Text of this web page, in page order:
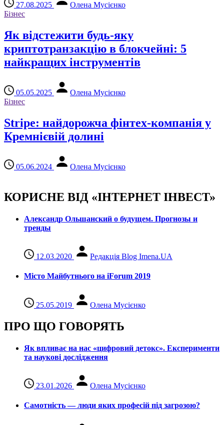
27.08.2025
Олена Мусієнко
Бізнес
Як відстежити будь-яку
криптотранзакцію в блокчейні: 5
найкращих інструментів
05.05.2025
Олена Мусієнко
Бізнес
Stripe: найдорожча фінтех-компанія у
Кремнієвій долині
05.06.2024 Олена Мусієнко
КОРИСНЕ ВІД «ІНТЕРНЕТ ІНВЕСТ»
Александр Ольшанский о будущем. Прогнозы и
тренды
12.03.2020 Редакція Blog Imena.UA
Місто Майбутнього на iForum 2019
25.05.2019 Олена Мусієнко
ПРО ЩО ГОВОРЯТЬ
Як впливає на нас «цифровий детокс». Експерименти
та наукові дослідження
23.01.2026 Олена Мусієнко
Самотність — люди яких професій під загрозою?